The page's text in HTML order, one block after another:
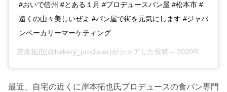
#おいで信州 #とある１月 #プロデュースパン屋 #松本市 #
遠くの山々美しいぜよ #パン屋で街を元気にします #ジャパ
ンベーカリーマーケティング
岸本拓也(@bakery_producer)がシェアした投稿 – 2020年 3月月8日午後10時23分PDT
最近、自宅の近くに岸本拓也氏プロデュースの食パン専門